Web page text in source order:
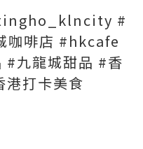
#
咖啡店 #hkcafe
#九龍城甜品 #香
港打卡美食